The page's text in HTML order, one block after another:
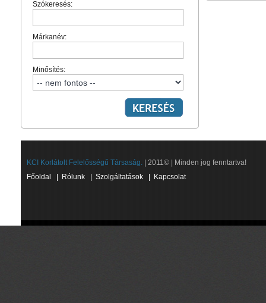
Szókeresés:
Márkanév:
Minősítés:
KCI Korlátolt Felelősségű Társaság. | 2011© | Minden jog fenntartva!
Főoldal
Rólunk Szolgáltatások Kapcsolat